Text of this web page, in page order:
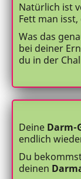
Natürlich ist
Fett man isst,
Was das
bei deiner
du in der
Deine Darm-
endlich
Du
deinen